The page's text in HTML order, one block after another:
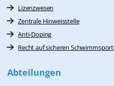
Lizenzwesen
Zentrale Hinweisstelle
Anti-Doping
Recht auf sicheren Schwimmsport
Abteilungen